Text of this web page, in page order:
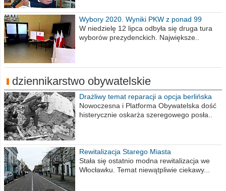
Wybory 2020. Wyniki PKW z ponad 99
procent obwodów
W niedzielę 12 lipca odbyła się druga tura
wyborów prezydenckich. Największe..
dziennikarstwo obywatelskie
Drażliwy temat reparacji a opcja berlińska
Nowoczesna i Platforma Obywatelska dość
histerycznie oskarża szeregowego posła..
Rewitalizacja Starego Miasta
Stała się ostatnio modna rewitalizacja we
Włocławku. Temat niewątpliwie ciekawy...